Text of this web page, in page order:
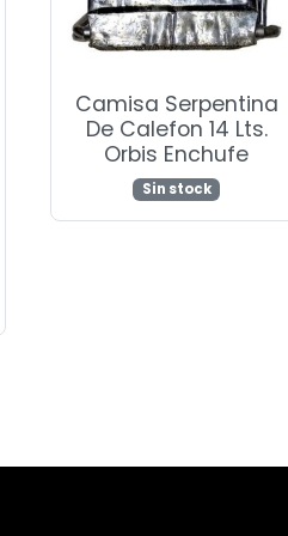
Camisa Serpentina
De Calefon 14 Lts.
Orbis Enchufe
Sin stock